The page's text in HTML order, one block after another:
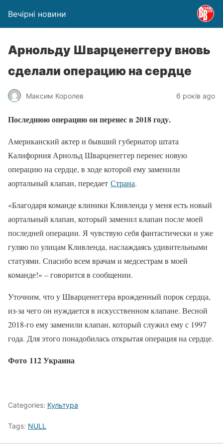
Вечірні новини
Арнольду Шварценеггеру вновь
сделали операцию на сердце
Максим Королев 6 років ago
Последнюю операцию он перенес в 2018 году.
Американский актер и бывший губернатор штата
Калифорния Арнольд Шварценеггер перенес новую
операцию на сердце, в ходе которой ему заменили
аортальный клапан, передает Страна.
«Благодаря команде клиники Кливленда у меня есть новый
аортальный клапан, который заменил клапан после моей
последней операции. Я чувствую себя фантастически и уже
гуляю по улицам Кливленда, наслаждаясь удивительными
статуями. Спасибо всем врачам и медсестрам в моей
команде!» – говорится в сообщении.
Уточним, что у Шварценеггера врожденный порок сердца,
из-за чего он нуждается в искусственном клапане. Весной
2018-го ему заменили клапан, который служил ему с 1997
года. Для этого понадобилась открытая операция на сердце.
Фото 112 Украина
Categories: Культура
Tags: NULL